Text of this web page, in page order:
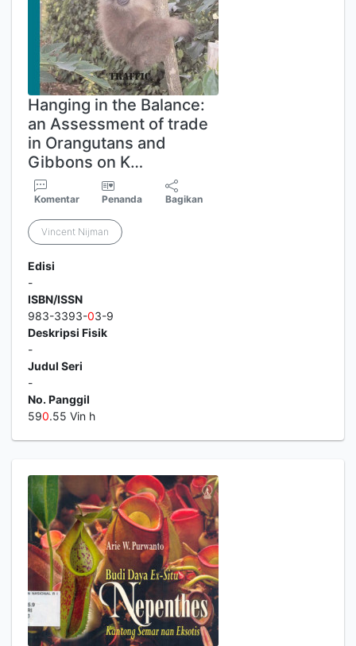
Hanging in the Balance:
an Assessment of trade
in Orangutans and
Gibbons on K…
Komentar Penanda Bagikan
Vincent Nijman
Edisi
-
ISBN/ISSN
983-3393-03-9
Deskripsi Fisik
-
Judul Seri
-
No. Panggil
590.55 Vin h